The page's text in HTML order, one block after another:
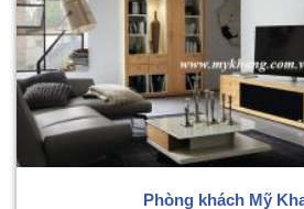
Phòng khách Mỹ